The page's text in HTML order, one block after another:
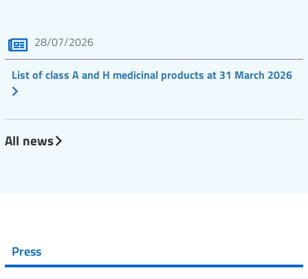
28/07/2026
List of class A and H medicinal products at 31 March 2026
All news
Press